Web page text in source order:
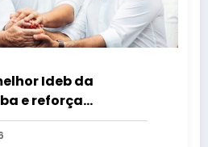
Ideb da
e reforça
educação de